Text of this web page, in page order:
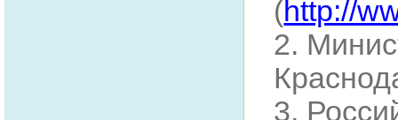
(http://
2.
3.